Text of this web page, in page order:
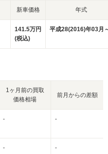
新車価格 年式
141.5万円
(税込)
平成28(2016)年03月
1ヶ月前の買取
価格相場
前月からの差額
- -
- -